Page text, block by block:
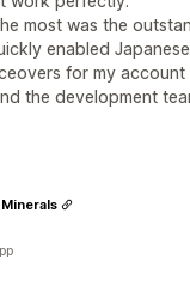
most was the
enabled
for my account
the development